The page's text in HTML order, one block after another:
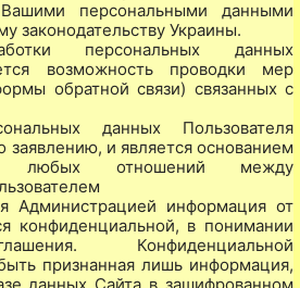
персональными данными
законодательству Украины.
персональных данных
возможность проводки мер
обратной связи) связанных с
данных Пользователя
заявлению, и является основанием
любых отношений между
Администрацией информация от
конфиденциальной, в понимании
Конфиденциальной
признанная лишь информация,